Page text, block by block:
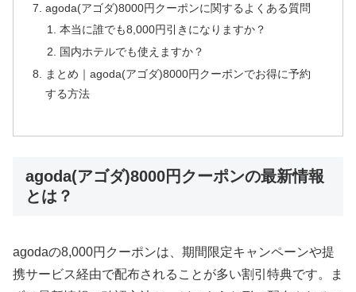
agoda(アゴダ)8000円クーポンに関するよくある質問
本当に誰でも8,000円引きになりますか？
国内ホテルでも使えますか？
まとめ｜agoda(アゴダ)8000円クーポンでお得に予約
する方法
agoda(アゴダ)8000円クーポンの最新情報
とは？
agodaの8,000円クーポンは、期間限定キャンペーンや提
携サービス経由で配布されることが多い割引特典です。ま